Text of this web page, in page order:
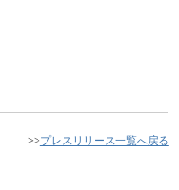
>>プレスリリース一覧へ戻る